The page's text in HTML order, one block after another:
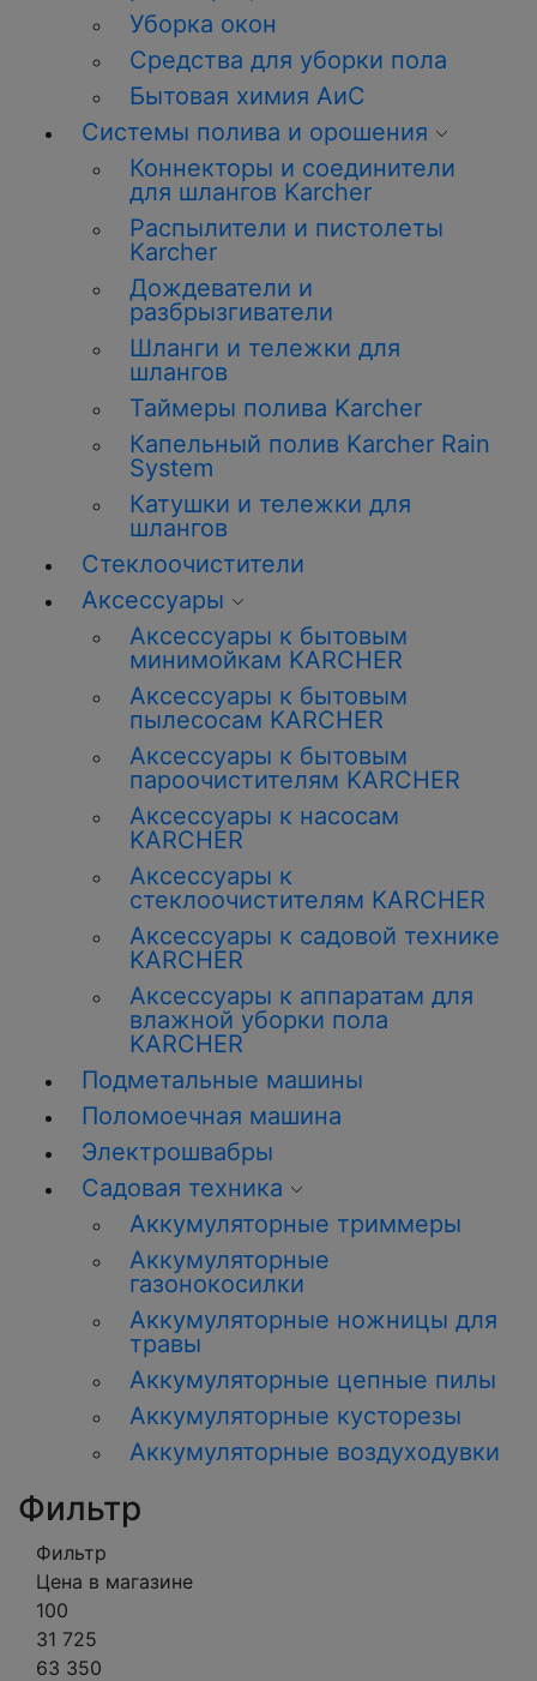
Уборка окон
Средства для уборки пола
Бытовая химия АиС
Системы полива и орошения
Коннекторы и соединители
для шлангов Karcher
Распылители и пистолеты
Karcher
Дождеватели и
разбрызгиватели
Шланги и тележки для
шлангов
Таймеры полива Karcher
Капельный полив Karcher Rain
System
Катушки и тележки для
шлангов
Стеклоочистители
Аксессуары
Аксессуары к бытовым
минимойкам KARCHER
Аксессуары к бытовым
пылесосам KARCHER
Аксессуары к бытовым
пароочистителям KARCHER
Аксессуары к насосам
KARCHER
Аксессуары к
стеклоочистителям KARCHER
Аксессуары к садовой технике
KARCHER
Аксессуары к аппаратам для
влажной уборки пола
KARCHER
Подметальные машины
Поломоечная машина
Электрошвабры
Садовая техника
Аккумуляторные триммеры
Аккумуляторные
газонокосилки
Аккумуляторные ножницы для
травы
Аккумуляторные цепные пилы
Аккумуляторные кусторезы
Аккумуляторные воздуходувки
Фильтр
Фильтр
Цена в магазине
100
31 725
63 350